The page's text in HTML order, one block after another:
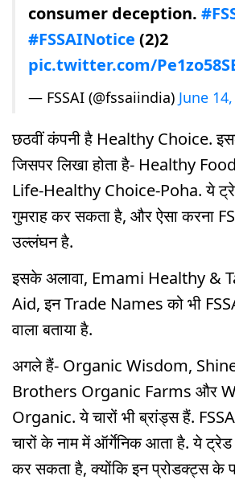
consumer deception.
#FSSAINotice (2)2
pic.twitter.com/
— FSSAI (@fssaiindia) June
छठवीं कंपनी है Healthy Choice.
जिसपर लिखा होता है- Healthy
Life-Healthy Choice-Poha. ये
गुमराह कर सकता है, और ऐसा करना
उल्लंघन है.
इसके अलावा, Emami Healthy &
Aid, इन Trade Names को भी
वाला बताया है.
अगले हैं- Organic Wisdom,
Brothers Organic Farms और
Organic. ये चारों भी ब्रांड्स हैं.
चारों के नाम में ऑर्गेनिक आता है. ये ट्रेड
कर सकता है, क्योंकि इन प्रोडक्ट्स के